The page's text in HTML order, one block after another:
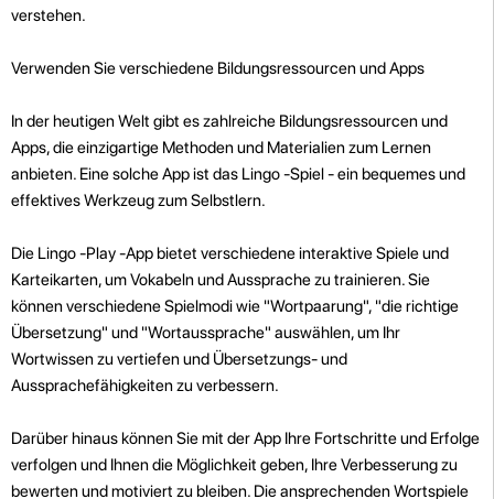
verstehen.
Verwenden Sie verschiedene Bildungsressourcen und Apps
In der heutigen Welt gibt es zahlreiche Bildungsressourcen und
Apps, die einzigartige Methoden und Materialien zum Lernen
anbieten. Eine solche App ist das Lingo -Spiel - ein bequemes und
effektives Werkzeug zum Selbstlern.
Die Lingo -Play -App bietet verschiedene interaktive Spiele und
Karteikarten, um Vokabeln und Aussprache zu trainieren. Sie
können verschiedene Spielmodi wie "Wortpaarung", "die richtige
Übersetzung" und "Wortaussprache" auswählen, um Ihr
Wortwissen zu vertiefen und Übersetzungs- und
Aussprachefähigkeiten zu verbessern.
Darüber hinaus können Sie mit der App Ihre Fortschritte und Erfolge
verfolgen und Ihnen die Möglichkeit geben, Ihre Verbesserung zu
bewerten und motiviert zu bleiben. Die ansprechenden Wortspiele